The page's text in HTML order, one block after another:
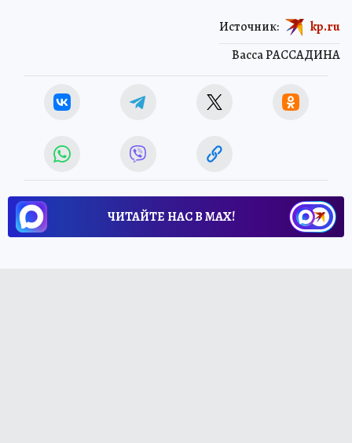
Васса РАССАДИНА
Источник: kp.ru
ЧИТАЙТЕ НАС В МАХ!